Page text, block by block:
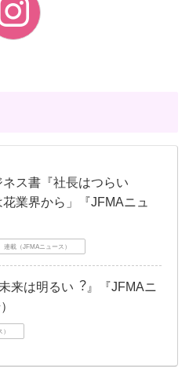
ネス書『社長はつらい
業界から」『JFMAニュ
連載（JFMAニュース）
来は明るい︖』『JFMAニ